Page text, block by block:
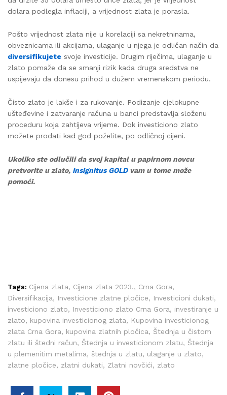
dolara podlegla inflaciji, a vrijednost zlata je porasla.
Pošto vrijednost zlata nije u korelaciji sa nekretninama,
obveznicama ili akcijama, ulaganje u njega je odličan način da
diversifikujete svoje investicije. Drugim riječima, ulaganje u
zlato pomaže da se smanji rizik kada druga sredstva ne
uspijevaju da donesu prihod u dužem vremenskom periodu.
Čisto zlato je lakše i za rukovanje. Podizanje cjelokupne
ušteđevine i zatvaranje računa u banci predstavlja složenu
proceduru koja zahtijeva vrijeme. Dok investiciono zlato
možete prodati kad god poželite, po odličnoj cijeni.
Ukoliko ste odlučili da svoj kapital u papirnom novcu
pretvorite u zlato, Insignitus GOLD vam u tome može
pomoći.
Tags: Cijena zlata, Cijena zlata 2023., Crna Gora,
Diversifikacija, Investicione zlatne pločice, Investicioni dukati,
investiciono zlato, Investiciono zlato Crna Gora, investiranje u
zlato, kupovina investicionog zlata, Kupovina investicionog
zlata Crna Gora, kupovina zlatnih pločica, Štednja u čistom
zlatu ili štedni račun, Štednja u investicionom zlatu, Štednja
u plemenitim metalima, štednja u zlatu, ulaganje u zlato,
zlatne pločice, zlatni dukati, Zlatni novčići, zlato